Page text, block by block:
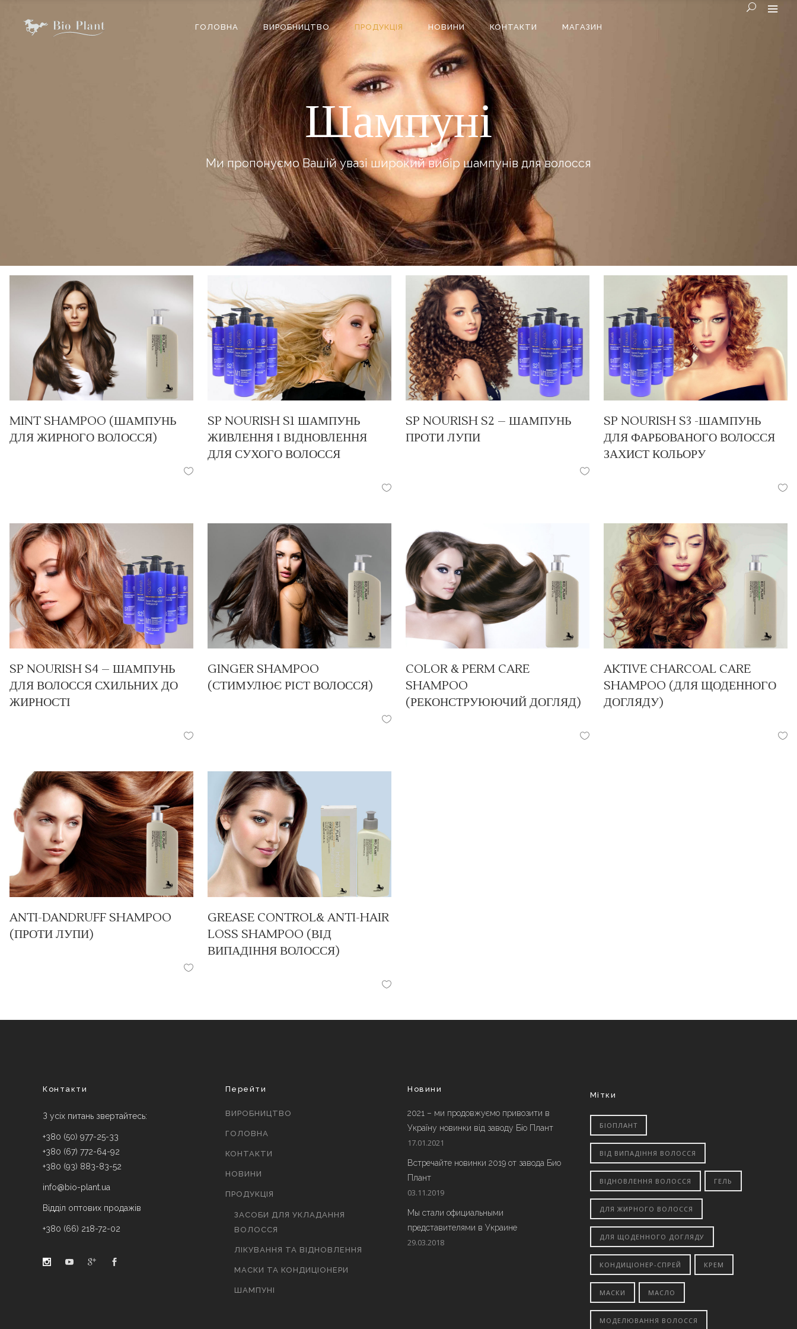
ГОЛОВНА ВИРОБНИЦТВО ПРОДУКЦІЯ НОВИНИ КОНТАКТИ МАГАЗИН
Шампуні
Ми пропонуємо Вашій увазі широкий вибір шампунів для волосся
MINT SHAMPOO (ШАМПУНЬ
ДЛЯ ЖИРНОГО ВОЛОССЯ)
SP NOURISH S1 ШАМПУНЬ
ЖИВЛЕННЯ І ВІДНОВЛЕННЯ
ДЛЯ СУХОГО ВОЛОССЯ
SP NOURISH S2 – ШАМПУНЬ
ПРОТИ ЛУПИ
SP NOURISH S3 -ШАМПУНЬ
ДЛЯ ФАРБОВАНОГО ВОЛОССЯ
ЗАХИСТ КОЛЬОРУ
SP NOURISH S4 – ШАМПУНЬ
ДЛЯ ВОЛОССЯ СХИЛЬНИХ ДО
ЖИРНОСТІ
GINGER SHAMPOO
(СТИМУЛЮЄ РІСТ ВОЛОССЯ)
COLOR & PERM CARE
SHAMPOO
(РЕКОНСТРУЮЮЧИЙ ДОГЛЯД)
AKTIVE CHARCOAL CARE
SHAMPOO (ДЛЯ ЩОДЕННОГО
ДОГЛЯДУ)
ANTI-DANDRUFF SHAMPOO
(ПРОТИ ЛУПИ)
GREASE CONTROL& ANTI-HAIR
LOSS SHAMPOO (ВІД
ВИПАДІННЯ ВОЛОССЯ)
Контакти
З усіх питань звертайтесь:
+380 (50) 977-25-33
+380 (67) 772-64-92
+380 (93) 883-83-52
info@bio-plant.ua
Відділ оптових продажів
+380 (66) 218-72-02
Перейти
ВИРОБНИЦТВО
ГОЛОВНА
КОНТАКТИ
НОВИНИ
ПРОДУКЦІЯ
ЗАСОБИ ДЛЯ УКЛАДАННЯ
ВОЛОССЯ
ЛІКУВАННЯ ТА ВІДНОВЛЕННЯ
МАСКИ ТА КОНДИЦІОНЕРИ
ШАМПУНІ
Новини
2021 – ми продовжуємо привозити в
Україну новинки від заводу Біо Плант
17.01.2021
Встречайте новинки 2019 от завода Био
Плант
03.11.2019
Мы стали официальными
представителями в Украине
29.03.2018
Мітки
БІОПЛАНТ
ВІД ВИПАДІННЯ ВОЛОССЯ
ВІДНОВЛЕННЯ ВОЛОССЯ ГЕЛЬ
ДЛЯ ЖИРНОГО ВОЛОССЯ
ДЛЯ ЩОДЕННОГО ДОГЛЯДУ
КОНДИЦІОНЕР-СПРЕЙ КРЕМ
МАСКИ МАСЛО
МОДЕЛЮВАННЯ ВОЛОССЯ